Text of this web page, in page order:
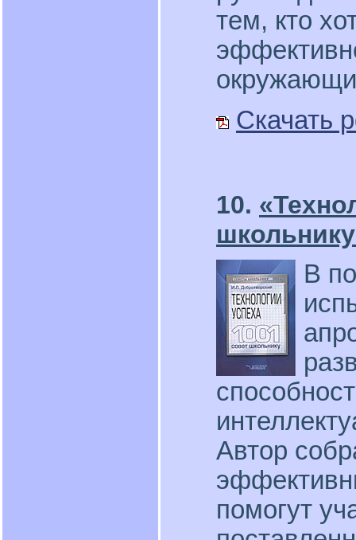
тем, кто
Скачать
10.
В
Автор
помогут